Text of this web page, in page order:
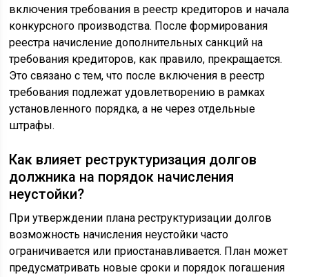
включения требования в реестр кредиторов и начала
конкурсного производства. После формирования
реестра начисление дополнительных санкций на
требования кредиторов, как правило, прекращается.
Это связано с тем, что после включения в реестр
требования подлежат удовлетворению в рамках
установленного порядка, а не через отдельные
штрафы.
Как влияет реструктуризация долгов
должника на порядок начисления
неустойки?
При утверждении плана реструктуризации долгов
возможность начисления неустойки часто
ограничивается или приостанавливается. План может
предусматривать новые сроки и порядок погашения